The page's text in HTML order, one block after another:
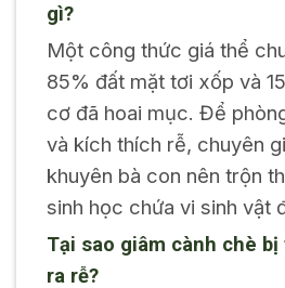
gì?
Một công thức giá thể
85% đất mặt tơi xốp và
cơ đã hoai mục. Để
và kích thích rễ, chuyên
khuyên bà con nên trộn
sinh học chứa vi sinh vật
Tại sao giâm cành chè
ra rễ?